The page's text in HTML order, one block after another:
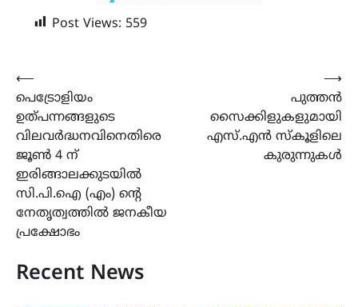
Post Views: 559
Post
navigation
⟵
പെട്രോളിയം
ഉത്പന്നങ്ങളുടെ
വിലവർദ്ധനവിനെതിരെ
ജൂൺ 4 ന്
ഇരിങ്ങാലക്കുടയിൽ
സി.പി.ഐ (എം) ന്റെ
നേതൃത്വത്തിൽ ജനകീയ
പ്രക്ഷോഭം
പുത്തൻ
സൈക്കിളുകളുമായി
എസ്.എൻ സ്കൂളിലെ
കുരുന്നുകൾ
⟶
Recent News